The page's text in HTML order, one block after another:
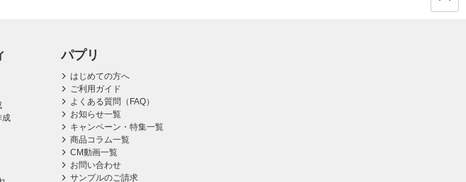
成
パプリ
はじめての方へ
ご利用ガイド
よくある質問（FAQ）
お知らせ一覧
キャンペーン・特集一覧
商品コラム一覧
CM動画一覧
お問い合わせ
サンプルのご請求